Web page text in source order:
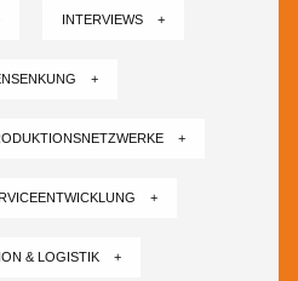
INTERVIEWS +
+
+
+
& LOGISTIK +